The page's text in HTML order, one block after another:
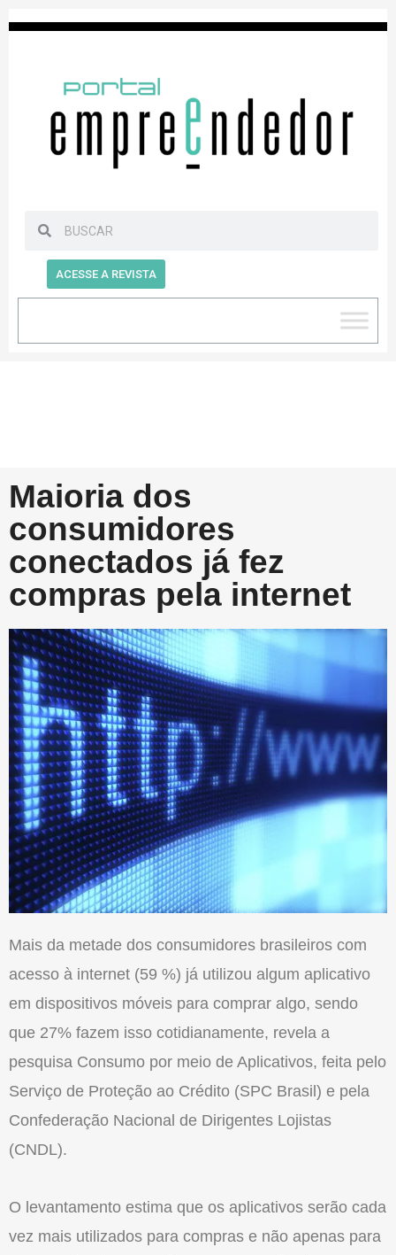
ACESSE A REVISTA
Maioria dos
consumidores
conectados já fez
compras pela internet
Mais da metade dos consumidores brasileiros com
acesso à internet (59 %) já utilizou algum aplicativo
em dispositivos móveis para comprar algo, sendo
que 27% fazem isso cotidianamente, revela a
pesquisa Consumo por meio de Aplicativos, feita pelo
Serviço de Proteção ao Crédito (SPC Brasil) e pela
Confederação Nacional de Dirigentes Lojistas
(CNDL).
O levantamento estima que os aplicativos serão cada
vez mais utilizados para compras e não apenas para